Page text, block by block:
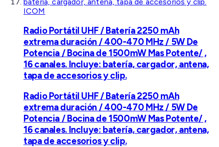
ICOM
Radio Portátil UHF / Batería 2250 mAh
extrema duración / 400-470 MHz / 5W De
Potencia / Bocina de 1500mW Mas Potente/ ,
16 canales. Incluye: batería, cargador, antena,
tapa de accesorios y clip.
Radio Portátil UHF / Batería 2250 mAh
extrema duración / 400-470 MHz / 5W De
Potencia / Bocina de 1500mW Mas Potente/ ,
16 canales. Incluye: batería, cargador, antena,
tapa de accesorios y clip.